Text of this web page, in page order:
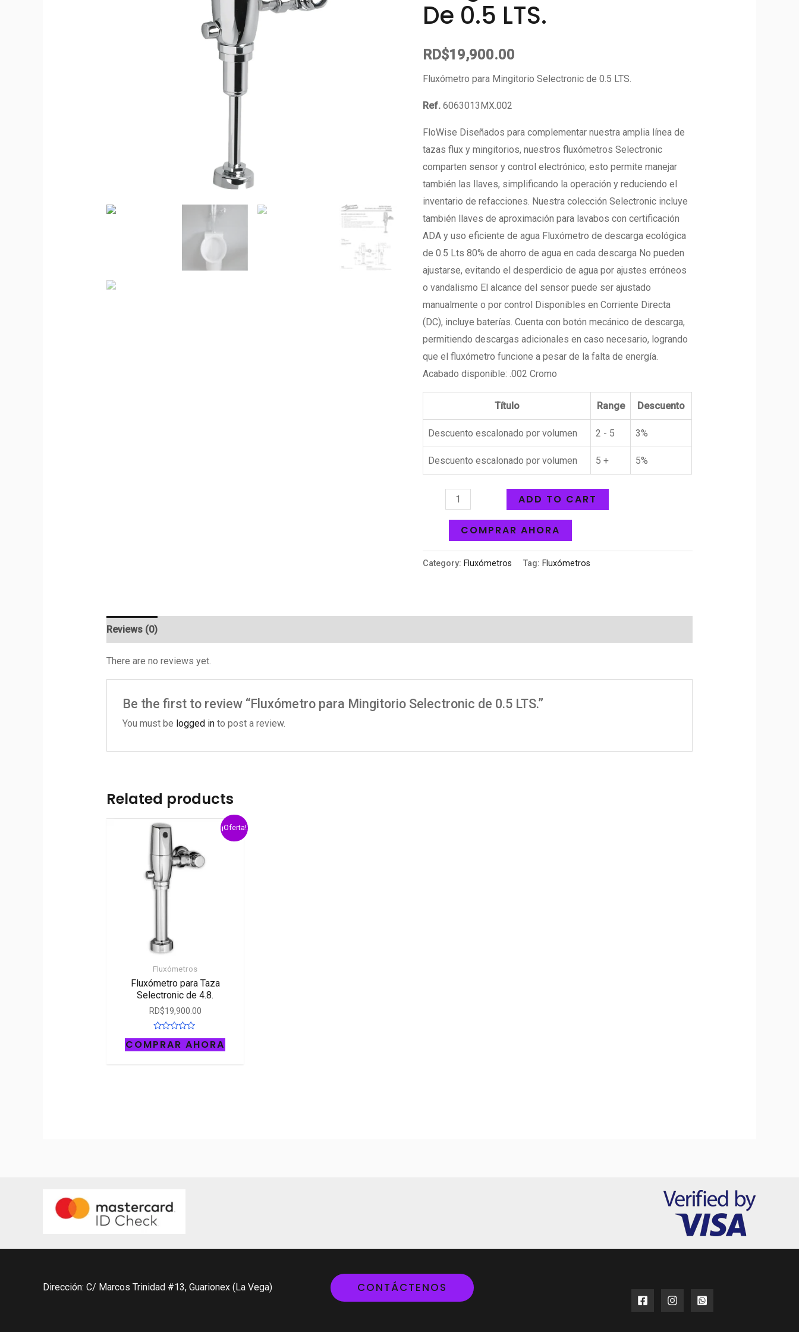
De 0.5 LTS.
RD$19,900.00
Fluxómetro para Mingitorio Selectronic de 0.5 LTS.
Ref. 6063013MX.002
FloWise Diseñados para complementar nuestra amplia línea de
tazas flux y mingitorios, nuestros fluxómetros Selectronic
comparten sensor y control electrónico; esto permite manejar
también las llaves, simplificando la operación y reduciendo el
inventario de refacciones. Nuestra colección Selectronic incluye
también llaves de aproximación para lavabos con certificación
ADA y uso eficiente de agua Fluxómetro de descarga ecológica
de 0.5 Lts 80% de ahorro de agua en cada descarga No pueden
ajustarse, evitando el desperdicio de agua por ajustes erróneos
o vandalismo El alcance del sensor puede ser ajustado
manualmente o por control Disponibles en Corriente Directa
(DC), incluye baterías. Cuenta con botón mecánico de descarga,
permitiendo descargas adicionales en caso necesario, logrando
que el fluxómetro funcione a pesar de la falta de energía.
Acabado disponible: .002 Cromo
Título Range Descuento
Descuento escalonado por volumen 2 - 5 3%
Descuento escalonado por volumen 5 + 5%
LTS.
ADD TO CART
COMPRAR AHORA
Category: Fluxómetros Tag: Fluxómetros
Reviews (0)
There are no reviews yet.
Be the first to review “Fluxómetro para Mingitorio Selectronic de 0.5 LTS.”
You must be logged in to post a review.
Related products
¡Oferta!
Fluxómetros
Fluxómetro para Taza
Selectronic de 4.8.
RD$19,900.00
Rated
0
out
COMPRAR AHORA
Dirección: C/ Marcos Trinidad #13, Guarionex (La Vega) CONTÁCTENOS